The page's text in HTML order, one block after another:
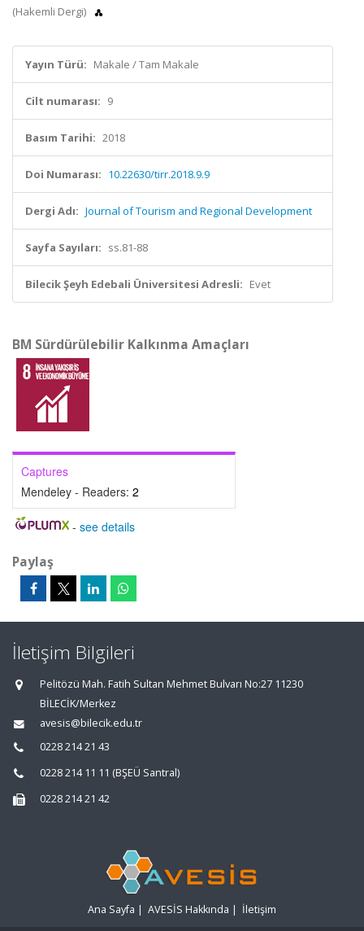
(Hakemli Dergi)
Yayın Türü: Makale / Tam Makale
Cilt numarası: 9
Basım Tarihi: 2018
Doi Numarası: 10.22630/tirr.2018.9.9
Dergi Adı: Journal of Tourism and Regional Development
Sayfa Sayıları: ss.81-88
Bilecik Şeyh Edebali Üniversitesi Adresli: Evet
BM Sürdürülebilir Kalkınma Amaçları
Captures
Mendeley - Readers: 2
- see details
Paylaş
İletişim Bilgileri
Pelitözü Mah. Fatih Sultan Mehmet Bulvarı No:27 11230
BİLECİK/Merkez
avesis@bilecik.edu.tr
0228 214 21 43
0228 214 11 11 (BŞEÜ Santral)
0228 214 21 42
Ana Sayfa | AVESİS Hakkında | İletişim